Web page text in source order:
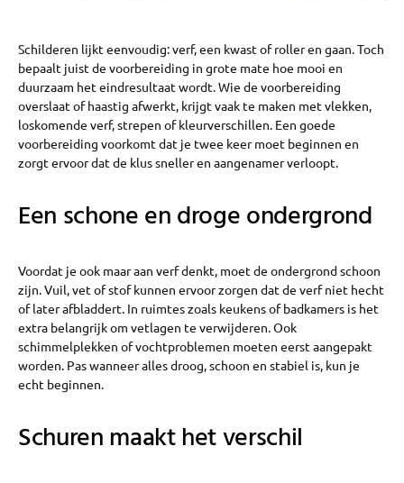
Schilderen lijkt eenvoudig: verf, een kwast of roller en gaan. Toch
bepaalt juist de voorbereiding in grote mate hoe mooi en
duurzaam het eindresultaat wordt. Wie de voorbereiding
overslaat of haastig afwerkt, krijgt vaak te maken met vlekken,
loskomende verf, strepen of kleurverschillen. Een goede
voorbereiding voorkomt dat je twee keer moet beginnen en
zorgt ervoor dat de klus sneller en aangenamer verloopt.
Een schone en droge ondergrond
Voordat je ook maar aan verf denkt, moet de ondergrond schoon
zijn. Vuil, vet of stof kunnen ervoor zorgen dat de verf niet hecht
of later afbladdert. In ruimtes zoals keukens of badkamers is het
extra belangrijk om vetlagen te verwijderen. Ook
schimmelplekken of vochtproblemen moeten eerst aangepakt
worden. Pas wanneer alles droog, schoon en stabiel is, kun je
echt beginnen.
Schuren maakt het verschil